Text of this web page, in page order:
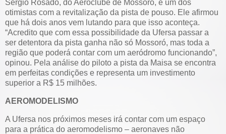
Sergio Rosado, do Aeroclube de Mossoró, é um dos
otimistas com a revitalização da pista de pouso. Ele afirmou
que há dois anos vem lutando para que isso aconteça.
“Acredito que com essa possibilidade da Ufersa passar a
ser detentora da pista ganha não só Mossoró, mas toda a
região que poderá contar com um aeródromo funcionando”,
opinou. Pela análise do piloto a pista da Maisa se encontra
em perfeitas condições e representa um investimento
superior a R$ 15 milhões.
AEROMODELISMO
A Ufersa nos próximos meses irá contar com um espaço
para a prática do aeromodelismo – aeronaves não